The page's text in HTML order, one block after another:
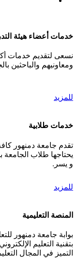
خدمات أعضاء هيئة
نسعى لتقديم خدمات
ومعاونيهم والباحثين
للمزيد
خدمات طلابية
تقدم جامعة دمنهور
يحتاجها طلاب الجامعة
و يسر.
للمزيد
المنصة التعليمية
بوابة جامعة دمنهور
بتقنية التعليم
التميز في المجال